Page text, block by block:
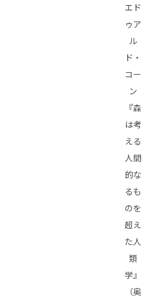
エド
ゥア
ル
ド・
コー
ン
『森
は考
える――
人間
的な
るも
のを
超え
た人
類
学』
（奥